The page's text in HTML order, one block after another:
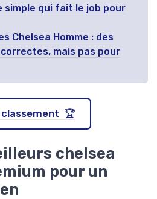
simple qui fait le job pour
Chelsea Homme : des
mais pas pour
classement 🏆
chelsea
pour un